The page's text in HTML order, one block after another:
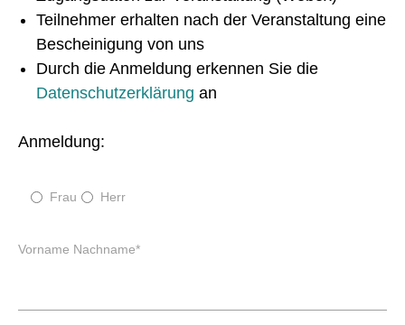
Teilnehmer erhalten nach der Veranstaltung eine
Bescheinigung von uns
Durch die Anmeldung erkennen Sie die
Datenschutzerklärung an
Anmeldung:
Frau Herr
P
Vorname Nachname*